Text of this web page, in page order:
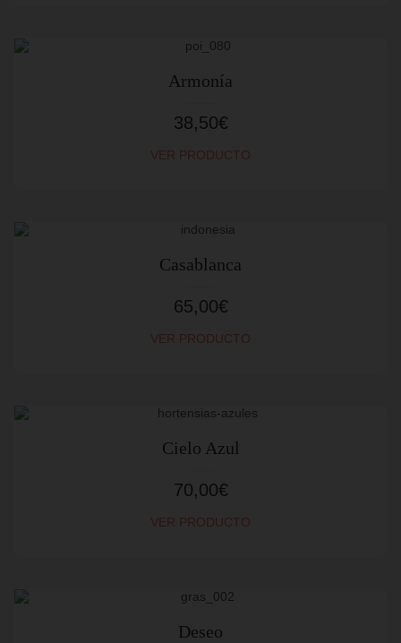
Armonía
38,50€
VER PRODUCTO
Casablanca
65,00€
VER PRODUCTO
Cielo Azul
70,00€
VER PRODUCTO
Deseo